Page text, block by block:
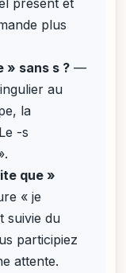
plus
» sans s ? —
au
la
-s
que »
« je
suivie du
participiez
attente.